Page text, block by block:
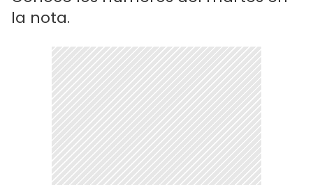
la nota.